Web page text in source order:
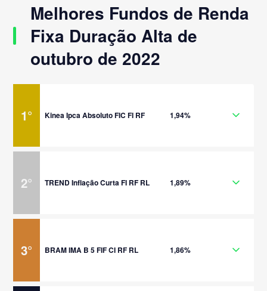
Melhores Fundos de Renda
Fixa Duração Alta de
outubro de 2022
1° Kinea Ipca Absoluto FIC FI RF 1,94%
2° TREND Inflação Curta FI RF RL 1,89%
3° BRAM IMA B 5 FIF CI RF RL 1,86%